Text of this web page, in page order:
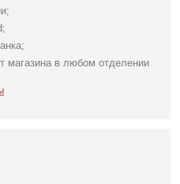
магазина в любом отделении